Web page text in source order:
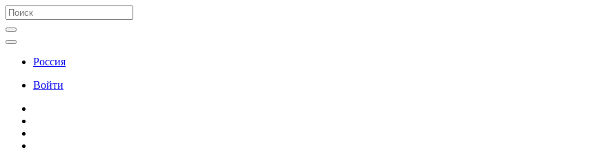
Россия
Войти